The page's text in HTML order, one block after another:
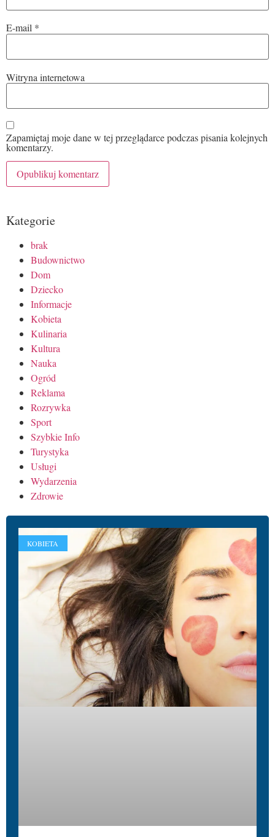
E-mail *
Witryna internetowa
Zapamiętaj moje dane w tej przeglądarce podczas pisania kolejnych
komentarzy.
Kategorie
brak
Budownictwo
Dom
Dziecko
Informacje
Kobieta
Kulinaria
Kultura
Nauka
Ogród
Reklama
Rozrywka
Sport
Szybkie Info
Turystyka
Usługi
Wydarzenia
Zdrowie
KOBIETA